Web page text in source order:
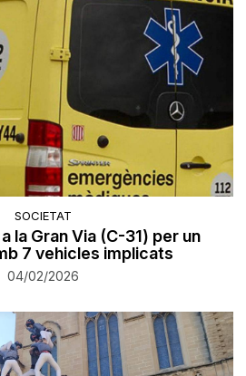
SOCIETAT
la Gran Via (C-31) per un
7 vehicles implicats
04/02/2026